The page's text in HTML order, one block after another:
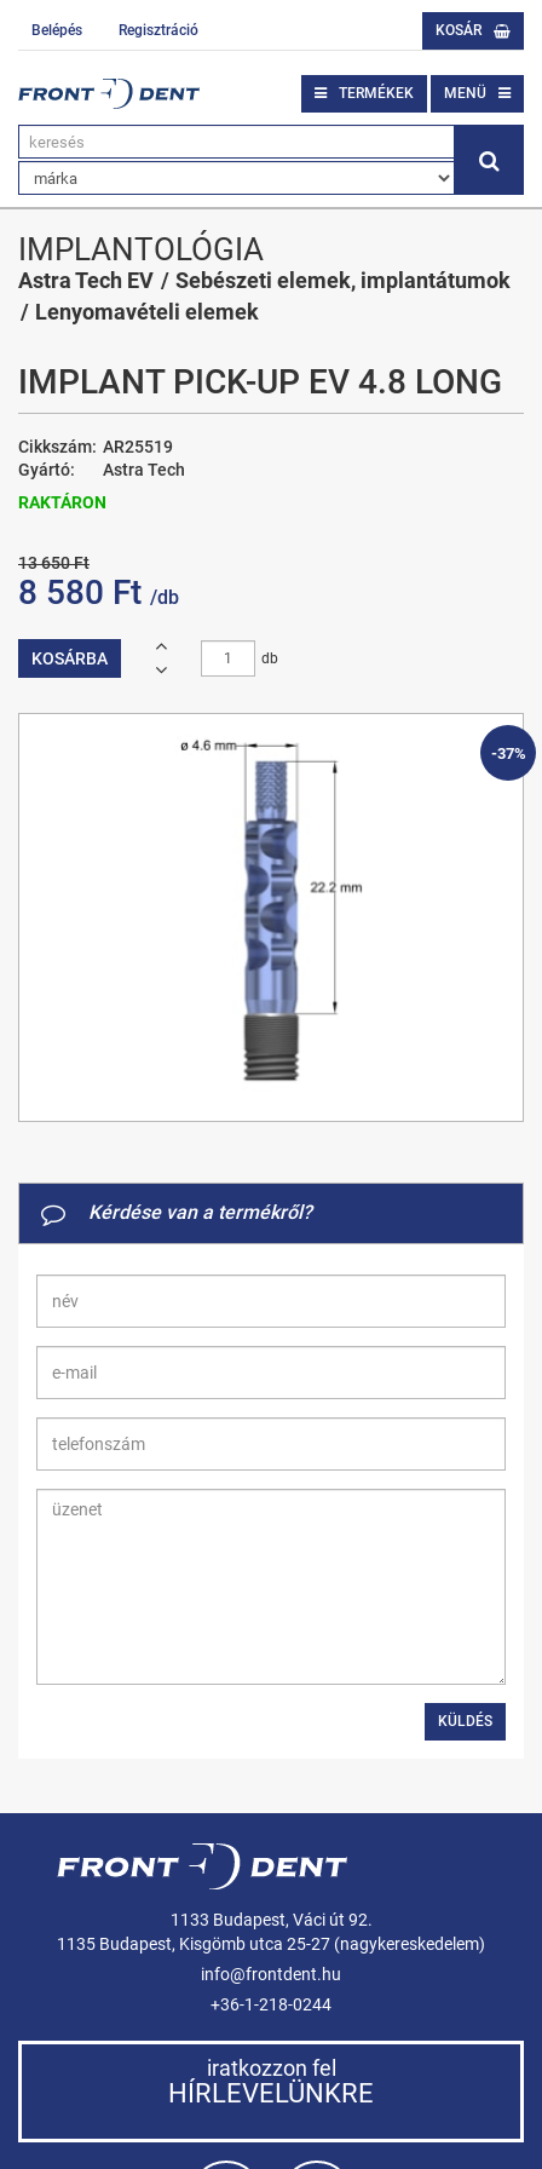
Belépés Regisztráció KOSÁR
TERMÉKEK MENÜ
IMPLANTOLÓGIA
Astra Tech EV
Sebészeti elemek, implantátumok
Lenyomavételi elemek
IMPLANT PICK-UP EV 4.8 LONG
Cikkszám: AR25519
Gyártó:
Astra Tech
RAKTÁRON
13 650 Ft
8 580 Ft /db
KOSÁRBA db
-37%
Kérdése van a termékről?
KÜLDÉS
1133 Budapest, Váci út 92.
1135 Budapest, Kisgömb utca 25-27 (nagykereskedelem)
info@frontdent.hu
+36-1-218-0244
iratkozzon fel
HÍRLEVELÜNKRE